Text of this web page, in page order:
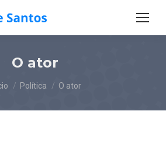
O ator
está aqui:
Política O ator